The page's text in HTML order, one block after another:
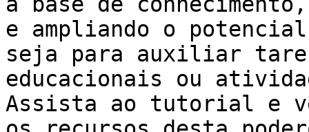
e ampliando o
seja para auxiliar
educacionais ou
Assista ao tutorial e